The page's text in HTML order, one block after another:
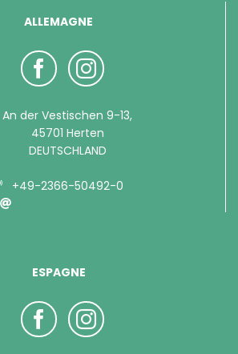
ALLEMAGNE
An der Vestischen 9-13,
45701 Herten
DEUTSCHLAND
+49-2366-50492-0
ESPAGNE